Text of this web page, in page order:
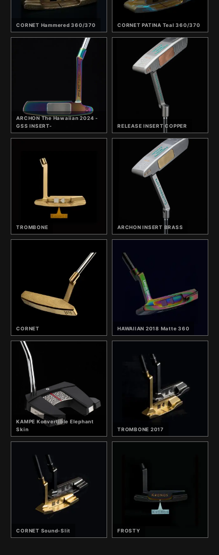
CORNET Hammered 360/370 CORNET PATINA Teal 360/370
ARCHON The Hawaiian 2024 -
GSS INSERT-
RELEASE INSERT COPPER
TROMBONE ARCHON INSERT BRASS
CORNET HAWAIIAN 2018 Matte 360
KAMPE Konvertible Elephant
Skin
TROMBONE 2017
CORNET Sound-Slit FROSTY